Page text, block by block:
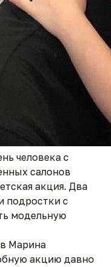
человека с
салонов
акция. Два
подростки с
модельную
Марина
акцию давно